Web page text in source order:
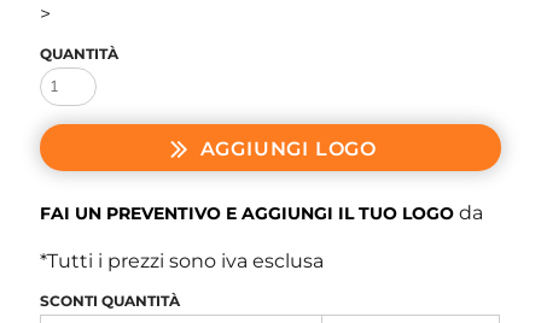
>
QUANTITÀ
AGGIUNGI LOGO
FAI UN PREVENTIVO E AGGIUNGI IL TUO LOGO da
*Tutti i prezzi sono iva esclusa
SCONTI QUANTITÀ